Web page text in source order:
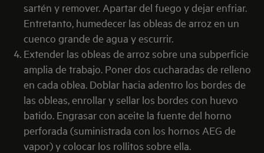
sartén y remover. Apartar del fuego y dejar enfriar.
Entretanto, humedecer las obleas de arroz en un
cuenco grande de agua y escurrir.
Extender las obleas de arroz sobre una subperficie
amplia de trabajo. Poner dos cucharadas de relleno
en cada oblea. Doblar hacia adentro los bordes de
las obleas, enrollar y sellar los bordes con huevo
batido. Engrasar con aceite la fuente del horno
perforada (suministrada con los hornos AEG de
vapor) y colocar los rollitos sobre ella.